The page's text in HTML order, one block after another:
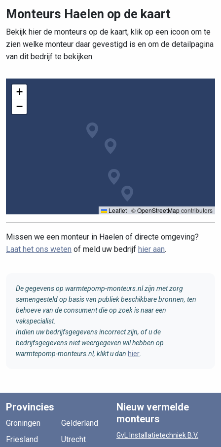
Monteurs Haelen op de kaart
Bekijk hier de monteurs op de kaart, klik op een icoon om te
zien welke monteur daar gevestigd is en om de detailpagina
van dit bedrijf te bekijken.
+
−
Leaflet | ©OpenStreetMapcontributors
Missen we een monteur in Haelen of directe omgeving?
Laat het ons weten of meld uw bedrijf hier aan.
De gegevens op warmtepomp-monteurs.nl zijn met zorg
samengesteld op basis van publiek beschikbare bronnen, ten
behoeve van de consument die op zoek is naar een
vakspecialist.
Indien uw bedrijfsgegevens incorrect zijn, of u de
bedrijfsgegevens niet weergegeven wil hebben op
warmtepomp-monteurs.nl, klikt u dan hier
Provincies
Groningen
Friesland
Gelderland
Utrecht
Nieuw vermelde
monteurs
GvL Installatietechniek B.V.